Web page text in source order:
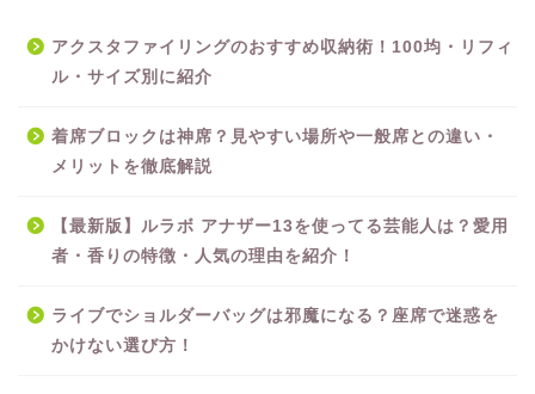
アクスタファイリングのおすすめ収納術！100均・リフィ
ル・サイズ別に紹介
着席ブロックは神席？見やすい場所や一般席との違い・
メリットを徹底解説
【最新版】ルラボ アナザー13を使ってる芸能人は？愛用
者・香りの特徴・人気の理由を紹介！
ライブでショルダーバッグは邪魔になる？座席で迷惑を
かけない選び方！